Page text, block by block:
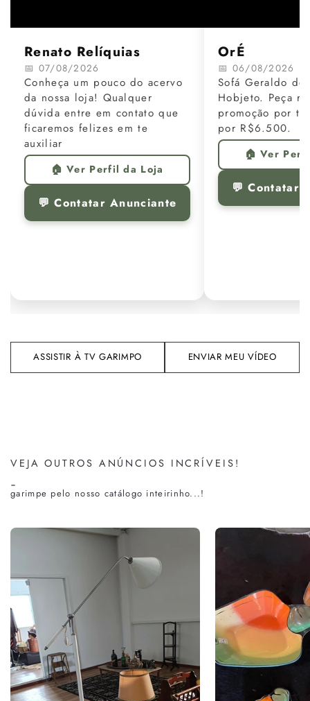
Renato Relíquias
📅 07/08/2026
Conheça um pouco do acervo
da nossa loja! Qualquer
dúvida entre em contato que
ficaremos felizes em te
auxiliar
🏠 Ver Perfil da Loja
💬 Contatar Anunciante
OrÉ
📅 06/08/2026
Sofá Geraldo de
Hobjeto. Peça
promoção por
por R$6.500.
🏠 Ver
💬 Contatar
ASSISTIR À TV GARIMPO ENVIAR MEU VÍDEO
VEJA OUTROS ANÚNCIOS INCRÍVEIS!
-
garimpe pelo nosso catálogo inteirinho...!